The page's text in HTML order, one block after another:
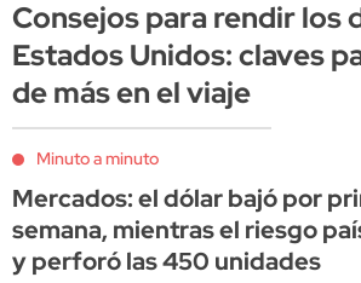
Consejos para rendir los
Estados Unidos: claves
de más en el viaje
Minuto a minuto
Mercados: el dólar bajó por
semana, mientras el riesgo
y perforó las 450 unidades